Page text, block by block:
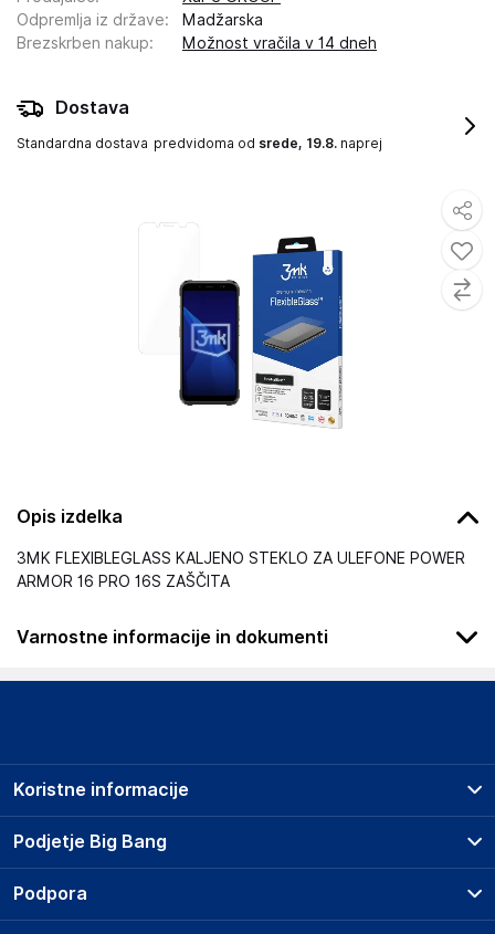
Opis izdelka
3MK FLEXIBLEGLASS KALJENO STEKLO ZA ULEFONE POWER
ARMOR 16 PRO 16S ZAŠČITA
Varnostne informacije in dokumenti
Slike o varnosti izdelka
Odpremlja iz države:
Madžarska
Brezskrben nakup: Možnost vračila v 14 dneh
Dostava
Standardna dostava predvidoma od srede, 19.8. naprej
Podjetje Big Bang
O podjetju
Koristne informacije
Prodajna mesta
Storitve
Dostava, vnos in odvoz
Podpora